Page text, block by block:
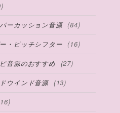
ーカッション音源 (84)
・ピッチシフター (16)
音源のおすすめ (27)
ウインド音源 (13)